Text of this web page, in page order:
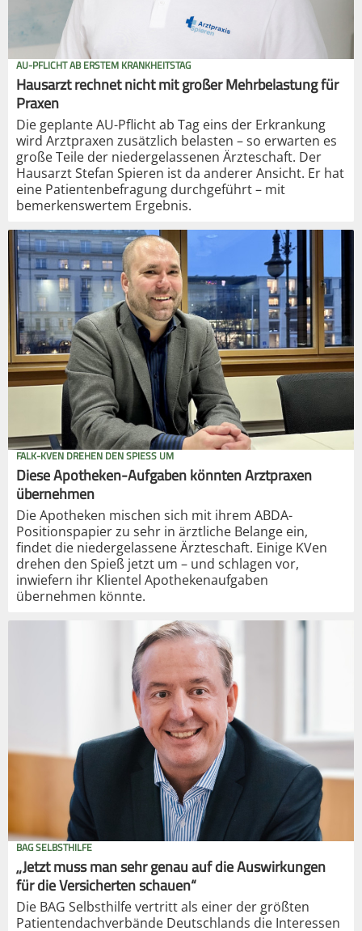
AU-PFLICHT AB ERSTEM KRANKHEITSTAG
Hausarzt rechnet nicht mit großer Mehrbelastung für
Praxen
Die geplante AU-Pflicht ab Tag eins der Erkrankung
wird Arztpraxen zusätzlich belasten – so erwarten es
große Teile der niedergelassenen Ärzteschaft. Der
Hausarzt Stefan Spieren ist da anderer Ansicht. Er hat
eine Patientenbefragung durchgeführt – mit
bemerkenswertem Ergebnis.
FALK-KVEN DREHEN DEN SPIESS UM
Diese Apotheken-Aufgaben könnten Arztpraxen
übernehmen
Die Apotheken mischen sich mit ihrem ABDA-
Positionspapier zu sehr in ärztliche Belange ein,
findet die niedergelassene Ärzteschaft. Einige KVen
drehen den Spieß jetzt um – und schlagen vor,
inwiefern ihr Klientel Apothekenaufgaben
übernehmen könnte.
BAG SELBSTHILFE
„Jetzt muss man sehr genau auf die Auswirkungen
für die Versicherten schauen“
Die BAG Selbsthilfe vertritt als einer der größten
Patientendachverbände Deutschlands die Interessen